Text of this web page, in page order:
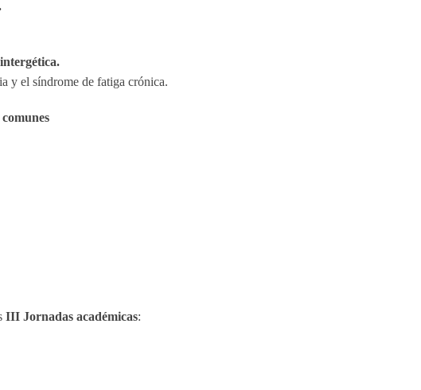
y el síndrome de fatiga crónica.
III Jornadas académicas: